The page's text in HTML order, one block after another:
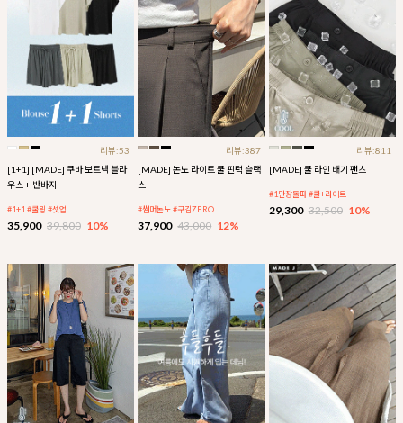
리뷰:53
[1+1] [MADE] 쿠바 보트넥 블라
우스 + 반바지
#1+1 #쿨링 #셋업
35,900 39,800 10%
리뷰:387
[MADE] 논노 라이트 쿨 핀턱 슬랙
스
#썸머논노 #구김ZERO
37,900 43,000 12%
리뷰:811
[MADE] 쿨 라인 배기 팬츠
#1만장돌파 #쿨+라이트
29,300 32,500 10%